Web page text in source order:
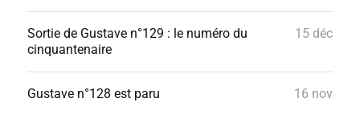
Sortie de Gustave n°129 : le numéro du
cinquantenaire
15 déc
Gustave n°128 est paru 16 nov